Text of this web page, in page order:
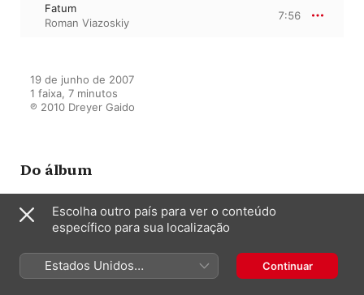
Fatum
Roman Viazoskiy
7:56
19 de junho de 2007
1 faixa, 7 minutos
℗ 2010 Dreyer Gaido
Do álbum
Fatum
Roman Viazoskiy
Escolha outro país para ver o conteúdo
específico para sua localização
Estados Unidos
(Português Brasil)
Continuar